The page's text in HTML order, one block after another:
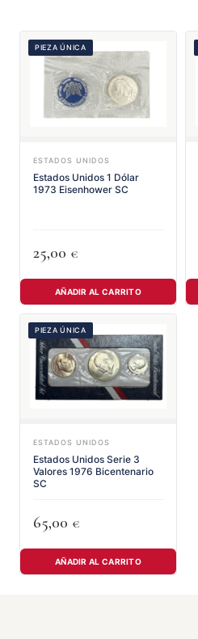
PIEZA ÚNICA
ESTADOS UNIDOS
Estados Unidos 1 Dólar
1973 Eisenhower SC
25,00 €
AÑADIR AL CARRITO
PIEZA ÚNICA
ESTADOS UNIDOS
Estados Unidos Serie 3
Valores 1976 Bicentenario
SC
65,00 €
AÑADIR AL CARRITO